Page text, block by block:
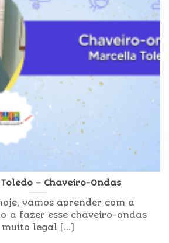
– Chaveiro-Ondas
vamos aprender com a
a fazer esse chaveiro-ondas
muito legal [...]